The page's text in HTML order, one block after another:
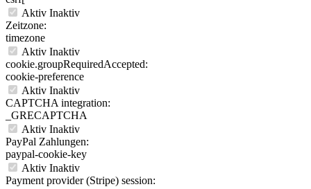
Aktiv Inaktiv
Zeitzone:
timezone
Aktiv Inaktiv
cookie.groupRequiredAccepted:
cookie-preference
Aktiv Inaktiv
CAPTCHA integration:
_GRECAPTCHA
Aktiv Inaktiv
PayPal Zahlungen:
paypal-cookie-key
Aktiv Inaktiv
Payment provider (Stripe) session: